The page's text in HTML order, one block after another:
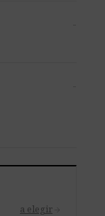
a elegir arrow_forward